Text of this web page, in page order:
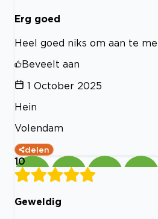
Erg goed
Heel goed niks om aan te
Beveelt aan
1 October 2025
Hein
Volendam
delen
10
Geweldig